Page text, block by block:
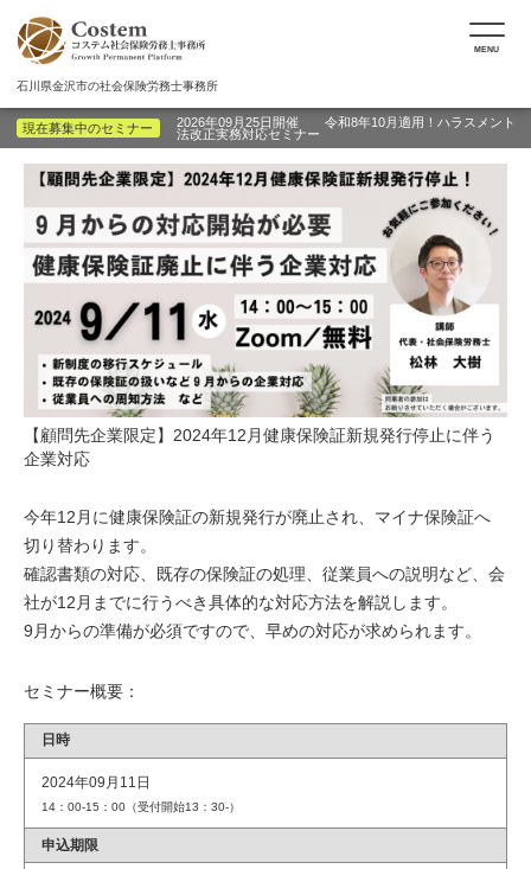
石川県金沢市の社会保険労務士事務所
MENU
現在募集中のセミナー
2026年09月25日開催 令和8年10月適用！ハラスメント
法改正実務対応セミナー
【顧問先企業限定】2024年12月健康保険証新規発行停止に伴う
企業対応
今年12月に健康保険証の新規発行が廃止され、マイナ保険証へ
切り替わります。
確認書類の対応、既存の保険証の処理、従業員への説明など、会
社が12月までに行うべき具体的な対応方法を解説します。
9月からの準備が必須ですので、早めの対応が求められます。
セミナー概要：
日時
2024年09月11日
14：00-15：00（受付開始13：30-）
申込期限